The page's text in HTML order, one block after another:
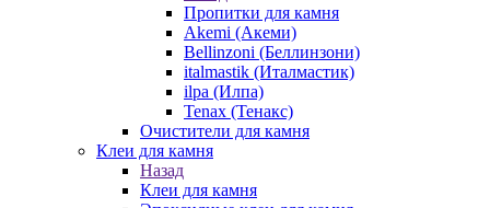
Пропитки для камня
Akemi (Акеми)
Bellinzoni (Беллинзони)
italmastik (Италмастик)
ilpa (Илпа)
Tenax (Тенакс)
Очистители для камня
Клеи для камня
Назад
Клеи для камня